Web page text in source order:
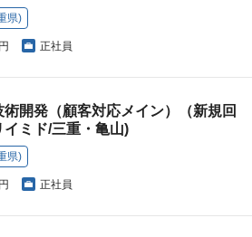
県)
正社員
開発（顧客対応メイン）（新規回
ミド/三重・亀山)
県)
正社員